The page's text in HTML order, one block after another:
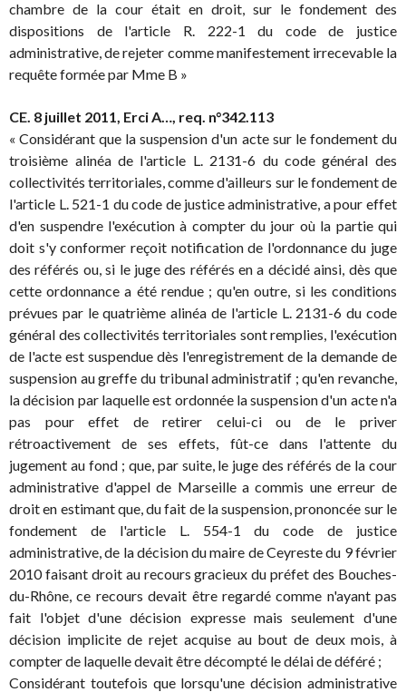
chambre de la cour était en droit, sur le fondement des
dispositions de l'article R. 222-1 du code de justice
administrative, de rejeter comme manifestement irrecevable la
requête formée par Mme B »
CE. 8 juillet 2011, Erci A…, req. n°342.113
« Considérant que la suspension d'un acte sur le fondement du
troisième alinéa de l'article L. 2131-6 du code général des
collectivités territoriales, comme d'ailleurs sur le fondement de
l'article L. 521-1 du code de justice administrative, a pour effet
d'en suspendre l'exécution à compter du jour où la partie qui
doit s'y conformer reçoit notification de l'ordonnance du juge
des référés ou, si le juge des référés en a décidé ainsi, dès que
cette ordonnance a été rendue ; qu'en outre, si les conditions
prévues par le quatrième alinéa de l'article L. 2131-6 du code
général des collectivités territoriales sont remplies, l'exécution
de l'acte est suspendue dès l'enregistrement de la demande de
suspension au greffe du tribunal administratif ; qu'en revanche,
la décision par laquelle est ordonnée la suspension d'un acte n'a
pas pour effet de retirer celui-ci ou de le priver
rétroactivement de ses effets, fût-ce dans l'attente du
jugement au fond ; que, par suite, le juge des référés de la cour
administrative d'appel de Marseille a commis une erreur de
droit en estimant que, du fait de la suspension, prononcée sur le
fondement de l'article L. 554-1 du code de justice
administrative, de la décision du maire de Ceyreste du 9 février
2010 faisant droit au recours gracieux du préfet des Bouches-
du-Rhône, ce recours devait être regardé comme n'ayant pas
fait l'objet d'une décision expresse mais seulement d'une
décision implicite de rejet acquise au bout de deux mois, à
compter de laquelle devait être décompté le délai de déféré ;
Considérant toutefois que lorsqu'une décision administrative